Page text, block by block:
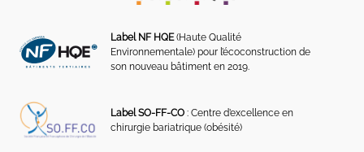
Label NF HQE(Haute Qualité
Environnementale) pour l’écoconstruction de
son nouveau bâtiment en 2019.
Label SO-FF-CO : Centre d’excellence en
chirurgie bariatrique (obésité)